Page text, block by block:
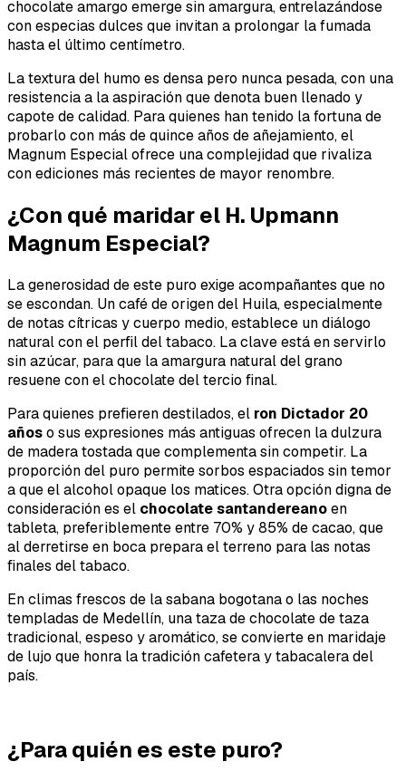
chocolate amargo emerge sin amargura, entrelazándose
con especias dulces que invitan a prolongar la fumada
hasta el último centímetro.
La textura del humo es densa pero nunca pesada, con una
resistencia a la aspiración que denota buen llenado y
capote de calidad. Para quienes han tenido la fortuna de
probarlo con más de quince años de añejamiento, el
Magnum Especial ofrece una complejidad que rivaliza
con ediciones más recientes de mayor renombre.
¿Con qué maridar el H. Upmann
Magnum Especial?
La generosidad de este puro exige acompañantes que no
se escondan. Un café de origen del Huila, especialmente
de notas cítricas y cuerpo medio, establece un diálogo
natural con el perfil del tabaco. La clave está en servirlo
sin azúcar, para que la amargura natural del grano
resuene con el chocolate del tercio final.
Para quienes prefieren destilados, el ron Dictador 20
añoso sus expresiones más antiguas ofrecen la dulzura
de madera tostada que complementa sin competir. La
proporción del puro permite sorbos espaciados sin temor
a que el alcohol opaque los matices. Otra opción digna de
consideración es el chocolate santandereanoen
tableta, preferiblemente entre 70% y 85% de cacao, que
al derretirse en boca prepara el terreno para las notas
finales del tabaco.
En climas frescos de la sabana bogotana o las noches
templadas de Medellín, una taza de chocolate de taza
tradicional, espeso y aromático, se convierte en maridaje
de lujo que honra la tradición cafetera y tabacalera del
país.
¿Para quién es este puro?